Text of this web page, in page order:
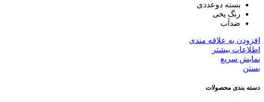
بسته دوعددی
رنگ یخی
ضدآب
افزودن به علاقه مندی
اطلاعات بیشتر
نمایش سریع
بستن
دسته بندی محصولات